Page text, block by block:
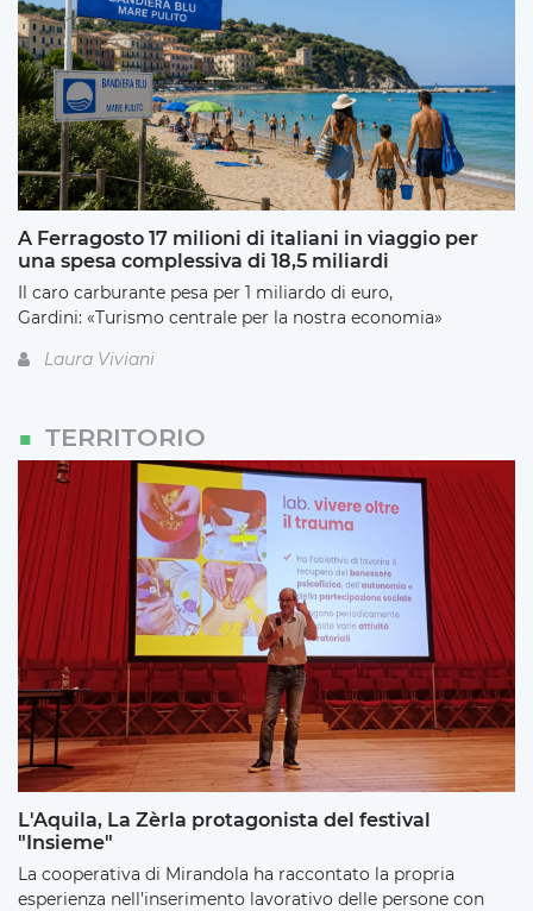
A Ferragosto 17 milioni di italiani in viaggio per
una spesa complessiva di 18,5 miliardi
Il caro carburante pesa per 1 miliardo di euro,
Gardini: «Turismo centrale per la nostra economia»
Laura Viviani
TERRITORIO
L'Aquila, La Zèrla protagonista del festival
"Insieme"
La cooperativa di Mirandola ha raccontato la propria
esperienza nell’inserimento lavorativo delle persone con